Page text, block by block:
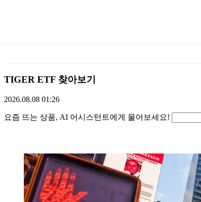
에
셋
TIGERETF
TIGER ETF 찾아보기
2026.08.08 01:26
요즘 뜨는 상 물어보기